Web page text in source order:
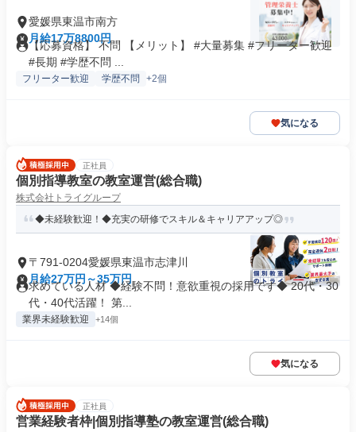
愛媛県東温市南方
月給17万8800円
【応募資格】 不問 【メリット】 #大量募集 #フリーター歓迎
#長期 #学歴不問 ...
フリーター歓迎 学歴不問 +2個
気になる
正社員
個別指導教室の教室運営(総合職)
株式会社トライグループ
◆未経験歓迎！◆充実の研修でスキル＆キャリアアップ◎
〒791-0204愛媛県東温市志津川
月給27万円～35万円
求めている人材 ◆経験不問！意欲重視の採用です◆ 20代・30
代・40代活躍！ 第...
業界未経験歓迎 +14個
気になる
正社員
営業経験者枠|個別指導塾の教室運営(総合職)